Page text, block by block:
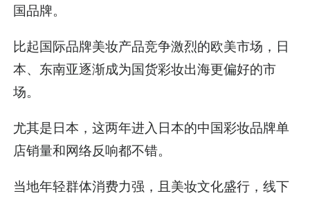
国品牌。
比起国际品牌美妆产品竞争激烈的欧美市场，日
本、东南亚逐渐成为国货彩妆出海更偏好的市
场。
尤其是日本，这两年进入日本的中国彩妆品牌单
店销量和网络反响都不错。
当地年轻群体消费力强，且美妆文化盛行，线下